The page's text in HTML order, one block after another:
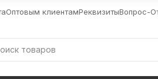
Оптовым клиентамРеквизитыВопрос-